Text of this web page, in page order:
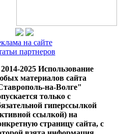
на сайте
партнеров
2025 Использование
материалов сайта
на-Волге"
только с
гиперссылкой
ссылкой) на
страницу сайта, с